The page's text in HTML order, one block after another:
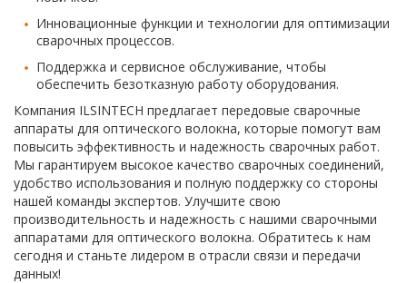
Инновационные функции и технологии для оптимизации
сварочных процессов.
Поддержка и сервисное обслуживание, чтобы
обеспечить безотказную работу оборудования.
Компания ILSINTECH предлагает передовые сварочные
аппараты для оптического волокна, которые помогут вам
повысить эффективность и надежность сварочных работ.
Мы гарантируем высокое качество сварочных соединений,
удобство использования и полную поддержку со стороны
нашей команды экспертов. Улучшите свою
производительность и надежность с нашими сварочными
аппаратами для оптического волокна. Обратитесь к нам
сегодня и станьте лидером в отрасли связи и передачи
данных!